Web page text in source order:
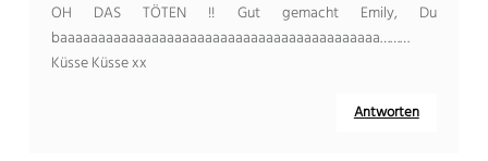
OH DAS TÖTEN !! Gut gemacht Emily, Du
baaaaaaaaaaaaaaaaaaaaaaaaaaaaaaaaaaaaaaaaaa………
Küsse Küsse xx
Antworten